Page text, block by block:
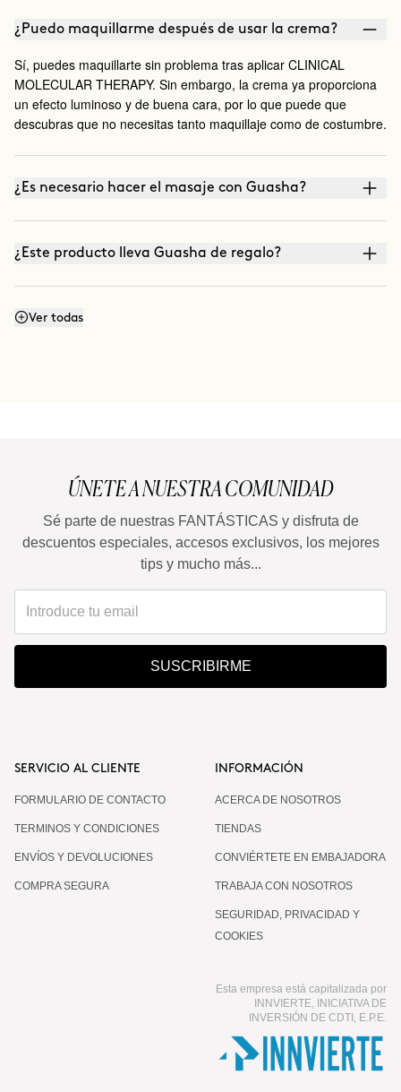
¿Puedo maquillarme después de usar la crema?
Sí, puedes maquillarte sin problema tras aplicar CLINICAL
MOLECULAR THERAPY. Sin embargo, la crema ya proporciona
un efecto luminoso y de buena cara, por lo que puede que
descubras que no necesitas tanto maquillaje como de costumbre.
¿Es necesario hacer el masaje con Guasha?
¿Este producto lleva Guasha de regalo?
¿Mancha?
¿Puedo combinarla con Retinoides o Vitamina C?
Ver todas
ÚNETE A NUESTRA COMUNIDAD
Sé parte de nuestras FANTÁSTICAS y disfruta de
descuentos especiales, accesos exclusivos, los mejores
tips y mucho más...
SUSCRIBIRME
SERVICIO AL CLIENTE
FORMULARIO DE CONTACTO
TERMINOS Y CONDICIONES
ENVÍOS Y DEVOLUCIONES
COMPRA SEGURA
INFORMACIÓN
ACERCA DE NOSOTROS
TIENDAS
CONVIÉRTETE EN EMBAJADORA
TRABAJA CON NOSOTROS
SEGURIDAD, PRIVACIDAD Y
COOKIES
Esta empresa está capitalizada por
INNVIERTE, INICIATIVA DE
INVERSIÓN DE CDTI, E.P.E.